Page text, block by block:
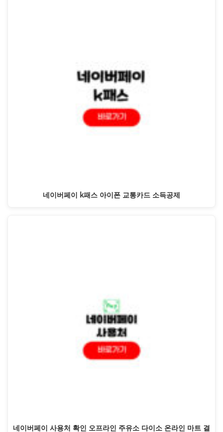
네이버페이 k패스 아이폰 교통카드 소득공제
네이버페이 사용처 확인 오프라인 주유소 다이소 온라인 마트 결